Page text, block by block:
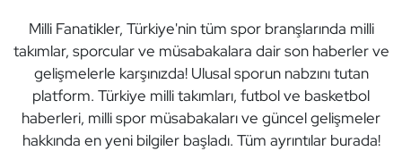
Milli Fanatikler, Türkiye'nin tüm spor branşlarında milli
takımlar, sporcular ve müsabakalara dair son haberler ve
gelişmelerle karşınızda! Ulusal sporun nabzını tutan
platform. Türkiye milli takımları, futbol ve basketbol
haberleri, milli spor müsabakaları ve güncel gelişmeler
hakkında en yeni bilgiler başladı. Tüm ayrıntılar burada!